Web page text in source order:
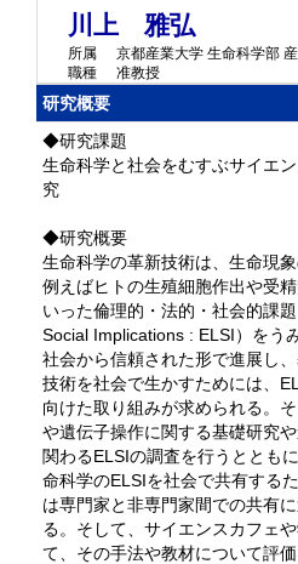
川上 雅弘
所属
京都産業大学 生命科学部
職種
准教授
研究概要
◆研究課題
生命科学と社会をむすぶサイエ
究
◆研究概要
生命科学の革新技術は、生命現
例えばヒトの生殖細胞作出や受
いった倫理的・法的・社会的課
Social Implications : ELSI）をう
社会から信頼された形で進展し
技術を社会で生かすためには、
向けた取り組みが求められる。
や遺伝子操作に関する基礎研究
関わるELSIの調査を行うととも
命科学のELSIを社会で共有する
は専門家と非専門家間での共有
る。そして、サイエンスカフェ
て、その手法や教材について評